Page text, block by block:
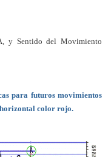
y Sentido del Movimiento
para futuros movimientos
color rojo.